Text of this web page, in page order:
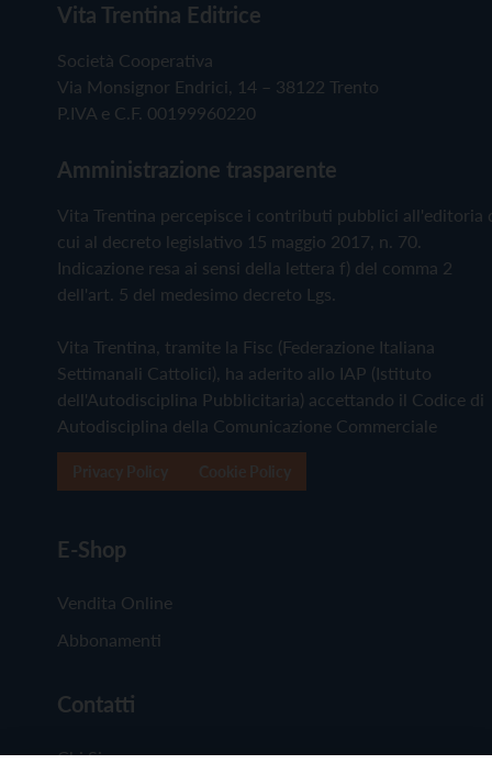
Vita Trentina Editrice
Società Cooperativa
Via Monsignor Endrici, 14 – 38122 Trento
P.IVA e C.F. 00199960220
Amministrazione trasparente
Vita Trentina percepisce i contributi pubblici all'editoria
cui al decreto legislativo 15 maggio 2017, n. 70.
Indicazione resa ai sensi della lettera f) del comma 2
dell'art. 5 del medesimo decreto Lgs.
Vita Trentina, tramite la Fisc (Federazione Italiana
Settimanali Cattolici), ha aderito allo IAP (Istituto
dell'Autodisciplina Pubblicitaria) accettando il Codice di
Autodisciplina della Comunicazione Commerciale
E-Shop
Vendita Online
Abbonamenti
Contatti
Chi Siamo